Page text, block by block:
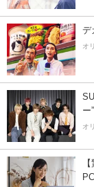
デ
オ
ー”
オ
PC